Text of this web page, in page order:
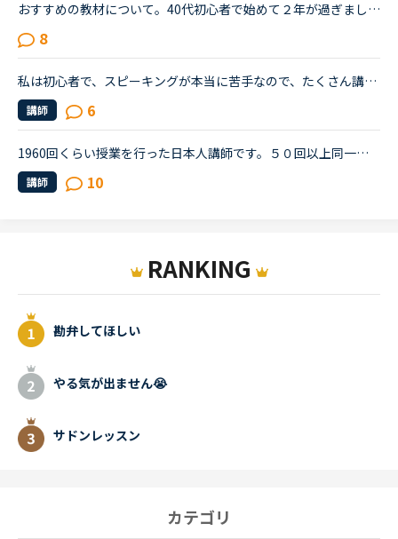
おすすめの教材について。40代初心者で始めて２年が過ぎました。途切れ途切れで受講しながらも、文法初級が終わり、中級に入ります。二年前は一言も話せませんでしたが、フリートークでどうにかゆっくりとですが...
8
私は初心者で、スピーキングが本当に苦手なので、たくさん講師と話す練習がしたいのですが、教材で進めていくものだと、テキストを読むことが中心になってしまうので、フリートークがいいのかなと思っていますが...
講師 6
1960回くらい授業を行った日本人講師です。５０回以上同一生徒とフリートークをすると、もうネタ切れが明らかになることがあり、どうしようもないくらいしょうもない話をしてしまうことがあります。なので、ネタ...
講師 10
RANKING
勘弁してほしい
やる気が出ません😭
サドンレッスン
カテゴリ